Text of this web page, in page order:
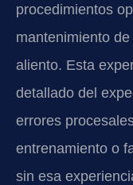
procedimientos
mantenimiento
aliento. Esta
detallado del
errores
entrenamiento o
sin esa